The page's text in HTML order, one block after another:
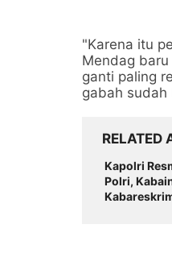
"Karena itu
Mendag
ganti paling
gabah sudah
RELATED
Kapolri
Polri,